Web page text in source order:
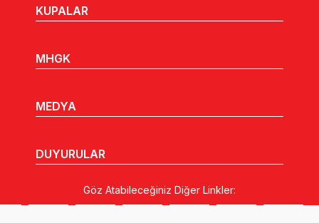
KUPALAR
MHGK
MEDYA
DUYURULAR
Göz Atabileceğiniz Diğer Linkler: